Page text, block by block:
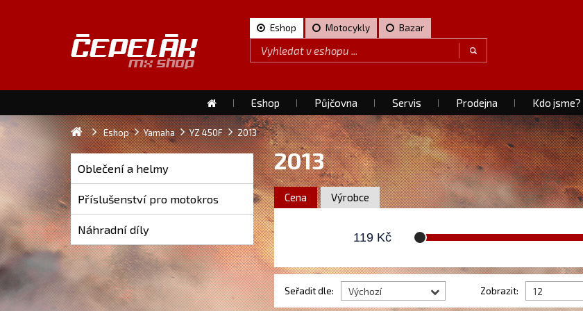
Eshop Motocykly Bazar
Eshop Půjčovna Servis Prodejna Kdo jsme?
Eshop Yamaha YZ 450F 2013
Oblečení a helmy
Příslušenství pro motokros
Náhradní díly
2013
Cena Výrobce
119 Kč
Seřadit dle: Výchozí Zobrazit: 12